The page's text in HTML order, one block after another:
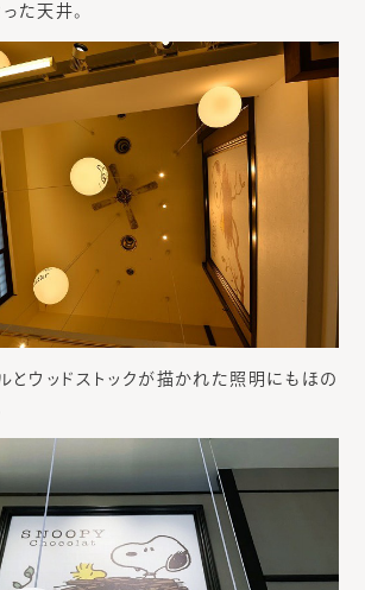
た天井。
とウッドストックが描かれた照明にもほの